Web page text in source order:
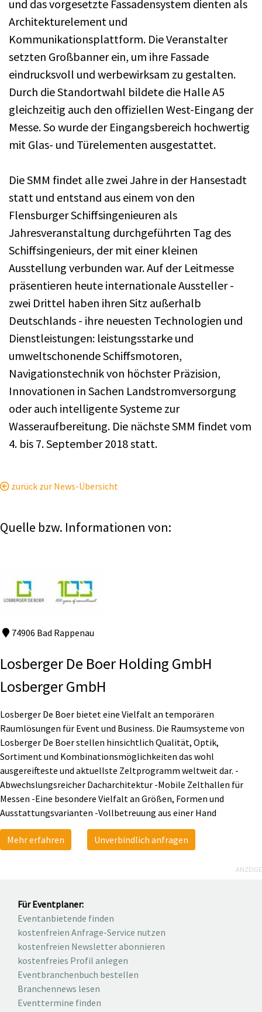
und das vorgesetzte Fassadensystem dienten als
Architekturelement und
Kommunikationsplattform. Die Veranstalter
setzten Großbanner ein, um ihre Fassade
eindrucksvoll und werbewirksam zu gestalten.
Durch die Standortwahl bildete die Halle A5
gleichzeitig auch den offiziellen West-Eingang der
Messe. So wurde der Eingangsbereich hochwertig
mit Glas- und Türelementen ausgestattet.
Die SMM findet alle zwei Jahre in der Hansestadt
statt und entstand aus einem von den
Flensburger Schiffsingenieuren als
Jahresveranstaltung durchgeführten Tag des
Schiffsingenieurs, der mit einer kleinen
Ausstellung verbunden war. Auf der Leitmesse
präsentieren heute internationale Aussteller -
zwei Drittel haben ihren Sitz außerhalb
Deutschlands - ihre neuesten Technologien und
Dienstleistungen: leistungsstarke und
umweltschonende Schiffsmotoren,
Navigationstechnik von höchster Präzision,
Innovationen in Sachen Landstromversorgung
oder auch intelligente Systeme zur
Wasseraufbereitung. Die nächste SMM findet vom
4. bis 7. September 2018 statt.
zurück zur News-Übersicht
Quelle bzw. Informationen von:
74906 Bad Rappenau
Losberger De Boer Holding GmbH
Losberger GmbH
Losberger De Boer bietet eine Vielfalt an temporären
Raumlösungen für Event und Business. Die Raumsysteme von
Losberger De Boer stellen hinsichtlich Qualität, Optik,
Sortiment und Kombinationsmöglichkeiten das wohl
ausgereifteste und aktuellste Zeltprogramm weltweit dar. -
Abwechslungsreicher Dacharchitektur -Mobile Zelthallen für
Messen -Eine besondere Vielfalt an Größen, Formen und
Ausstattungsvarianten -Vollbetreuung aus einer Hand
Mehr erfahren Unverbindlich anfragen
ANZEIGE
Für Eventplaner:
Eventanbietende finden
kostenfreien Anfrage-Service nutzen
kostenfreien Newsletter abonnieren
kostenfreies Profil anlegen
Eventbranchenbuch bestellen
Branchennews lesen
Eventtermine finden